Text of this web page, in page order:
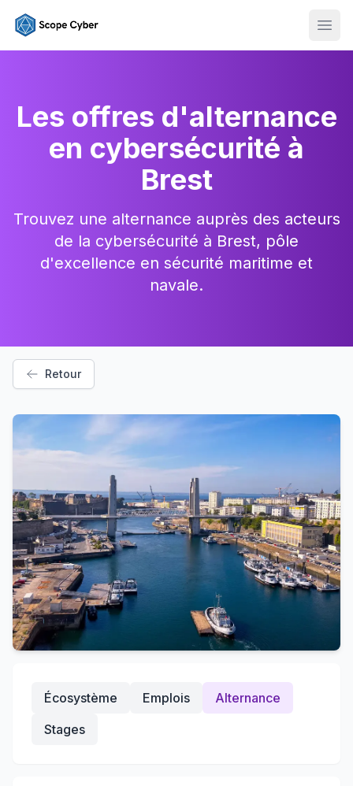
Les offres d'alternance
en cybersécurité à
Brest
Trouvez une alternance auprès des acteurs
de la cybersécurité à Brest, pôle
d'excellence en sécurité maritime et
navale.
Retour
Écosystème Emplois
Alternance
Stages